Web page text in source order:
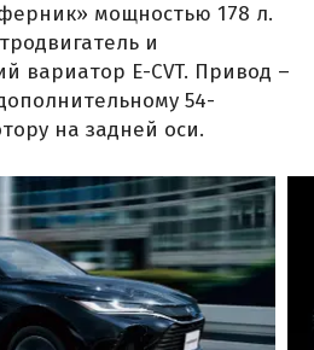
мощностью 178 л.
и
вариатор E-CVT. Привод –
54-
на задней оси.